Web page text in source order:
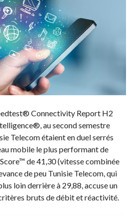
Connectivity Report H2
au second semestre
Telecom étaient en duel serrés
mobile le plus performant de
de 41,30 (vitesse combinée
de peu Tunisie Telecom, qui
loin derrière à 29,88, accuse un
bruts de débit et réactivité.